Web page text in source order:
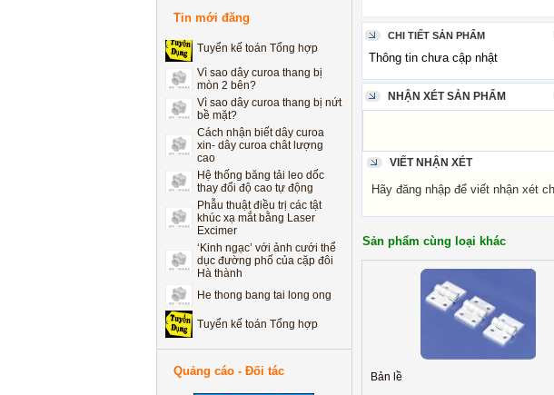
Tin mới đăng
He thong bang tai long ong
Tuyển kế toán Tổng hợp
Vì sao dây curoa thang bị
mòn 2 bên?
Vì sao dây curoa thang bị nứt
bề mặt?
Cách nhận biết dây curoa
xin- dây curoa chât lượng
cao
Hệ thống băng tải leo dốc
thay đổi độ cao tự động
Phẫu thuật điều trị các tật
khúc xạ mắt bằng Laser
Excimer
‘Kinh ngạc’ với ảnh cưới thể
dục đường phố của cặp đôi
Hà thành
He thong bang tai long ong
Tuyển kế toán Tổng hợp
Vì sao dây curoa thang bị nứt
Quảng cáo - Đối tác
CHI TIẾT SẢN PHẨM
Thông tin chưa cập nhật
NHẬN XÉT SẢN PHẨM
VIẾT NHẬN XÉT
Hãy đăng nhập để viết nhận xét
Sản phẩm cùng loại khác
Bản lề